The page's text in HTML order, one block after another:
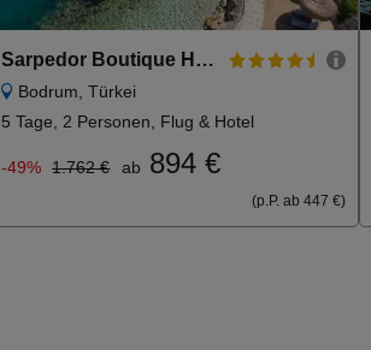
Sarpedor Boutique Hotel
Bodrum, Türkei
5 Tage, 2 Personen, Flug & Hotel
-49% 1.762 € ab 894 €
(p.P. ab 447 €)